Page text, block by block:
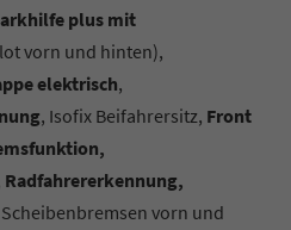
plus mit
vorn und hinten),
elektrisch,
, Isofix Beifahrersitz, Front
Scheibenbremsen vorn und